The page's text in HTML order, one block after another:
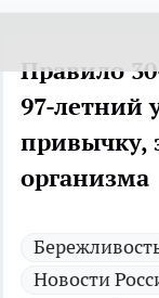
Правило
97-летний
привычку,
организма
Новости